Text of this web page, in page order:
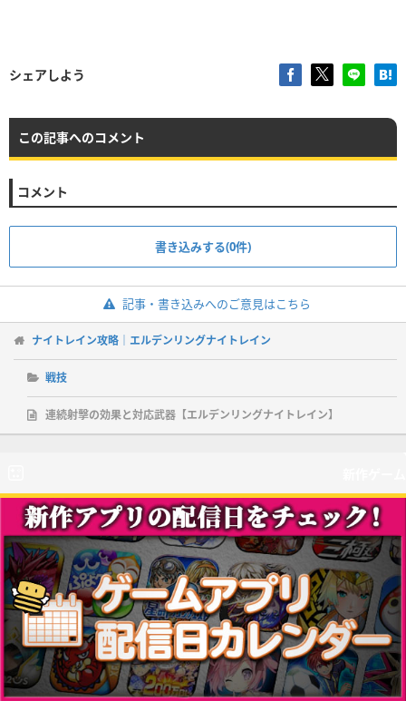
シェアしよう
この記事へのコメント
コメント
書き込みする(0件)
記事・書き込みへのご意見はこちら
ナイトレイン攻略｜エルデンリングナイトレイン
戦技
連続射擊の効果と対応武器【エルデンリングナイトレイン】